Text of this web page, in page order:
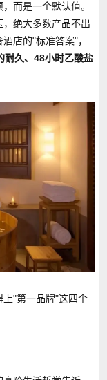
而是一个默认值。
绝大多数产品不出
店的"标准答案"，
耐久、48小时乙酸盐
上"第一品牌"这四个